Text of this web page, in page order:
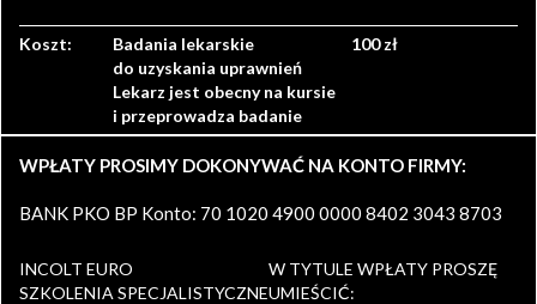
Koszt:
Badania lekarskie
do uzyskania uprawnień
Lekarz jest obecny na kursie
i przeprowadza badanie
100 zł
WPŁATY PROSIMY DOKONYWAĆ NA KONTO FIRMY:
BANK PKO BP Konto: 70 1020 4900 0000 8402 3043 8703
INCOLT EURO
SZKOLENIA SPECJALISTYCZNE
W TYTULE WPŁATY PROSZĘ
UMIEŚCIĆ: